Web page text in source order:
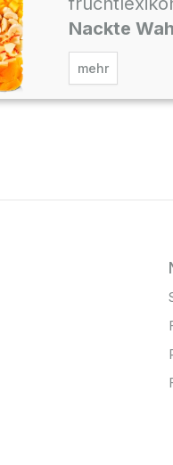
Nackte
mehr